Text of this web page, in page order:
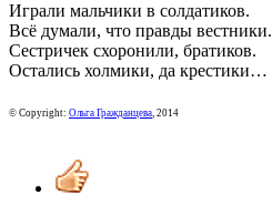
Играли мальчики в солдатиков.
Всё думали, что правды вестники.
Сестричек схоронили, братиков.
Остались холмики, да крестики…
© Copyright: Ольга Гражданцева, 2014